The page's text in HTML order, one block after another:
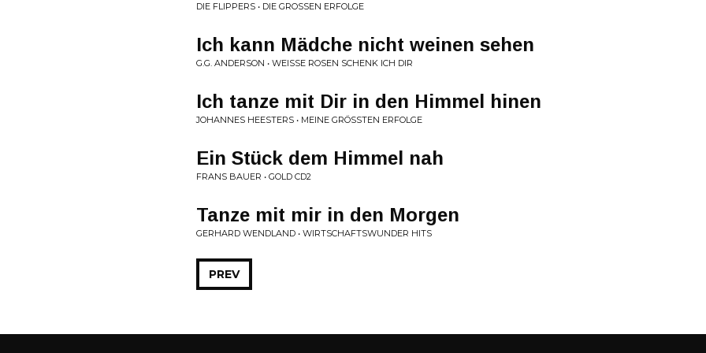
DIE FLIPPERS • DIE GROSSEN ERFOLGE
Ich kann Mädche nicht weinen sehen
G.G. ANDERSON • WEISSE ROSEN SCHENK ICH DIR
Ich tanze mit Dir in den Himmel hinen
JOHANNES HEESTERS • MEINE GRÖSSTEN ERFOLGE
Ein Stück dem Himmel nah
FRANS BAUER • GOLD CD2
Tanze mit mir in den Morgen
GERHARD WENDLAND • WIRTSCHAFTSWUNDER HITS
PREV